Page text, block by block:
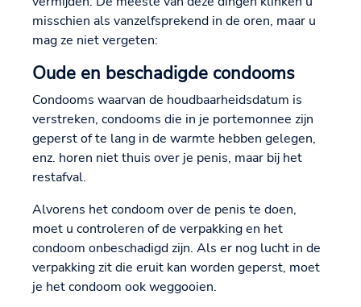
misschien als vanzelfsprekend in de oren, maar u
mag ze niet vergeten:
Oude en beschadigde condooms
Condooms waarvan de houdbaarheidsdatum is
verstreken, condooms die in je portemonnee zijn
geperst of te lang in de warmte hebben gelegen,
enz. horen niet thuis over je penis, maar bij het
restafval.
Alvorens het condoom over de penis te doen,
moet u controleren of de verpakking en het
condoom onbeschadigd zijn. Als er nog lucht in de
verpakking zit die eruit kan worden geperst, moet
je het condoom ook weggooien.